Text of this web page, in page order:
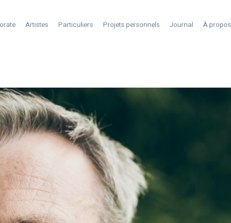
Artistes Particuliers Projets personnels Journal À propos